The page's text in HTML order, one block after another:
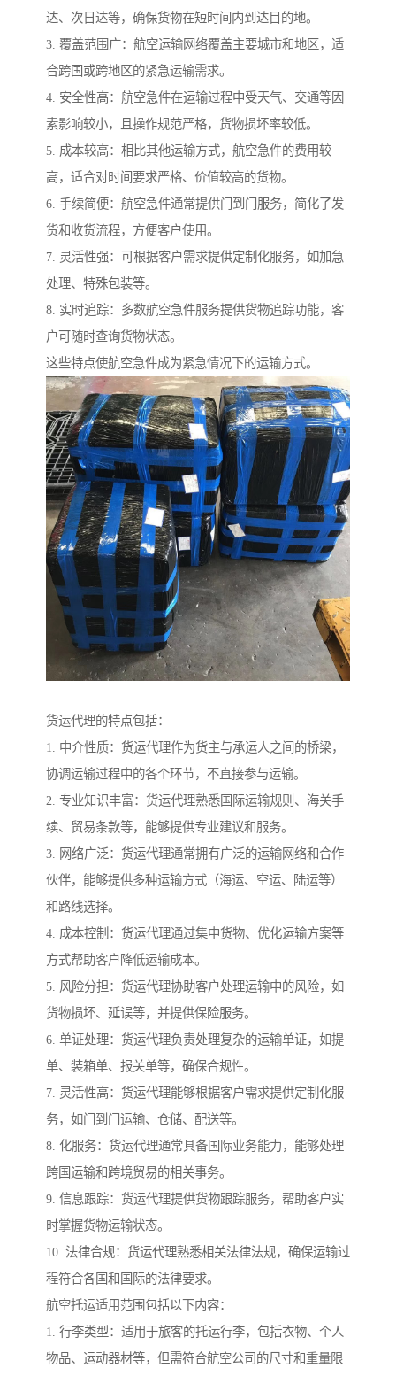
达、次日达等，确保货物在短时间内到达目的地。
3. 覆盖范围广：航空运输网络覆盖主要城市和地区，适
合跨国或跨地区的紧急运输需求。
4. 安全性高：航空急件在运输过程中受天气、交通等因
素影响较小，且操作规范严格，货物损坏率较低。
5. 成本较高：相比其他运输方式，航空急件的费用较
高，适合对时间要求严格、价值较高的货物。
6. 手续简便：航空急件通常提供门到门服务，简化了发
货和收货流程，方便客户使用。
7. 灵活性强：可根据客户需求提供定制化服务，如加急
处理、特殊包装等。
8. 实时追踪：多数航空急件服务提供货物追踪功能，客
户可随时查询货物状态。
这些特点使航空急件成为紧急情况下的运输方式。
货运代理的特点包括：
1. 中介性质：货运代理作为货主与承运人之间的桥梁，
协调运输过程中的各个环节，不直接参与运输。
2. 专业知识丰富：货运代理熟悉国际运输规则、海关手
续、贸易条款等，能够提供专业建议和服务。
3. 网络广泛：货运代理通常拥有广泛的运输网络和合作
伙伴，能够提供多种运输方式（海运、空运、陆运等）
和路线选择。
4. 成本控制：货运代理通过集中货物、优化运输方案等
方式帮助客户降低运输成本。
5. 风险分担：货运代理协助客户处理运输中的风险，如
货物损坏、延误等，并提供保险服务。
6. 单证处理：货运代理负责处理复杂的运输单证，如提
单、装箱单、报关单等，确保合规性。
7. 灵活性高：货运代理能够根据客户需求提供定制化服
务，如门到门运输、仓储、配送等。
8. 化服务：货运代理通常具备国际业务能力，能够处理
跨国运输和跨境贸易的相关事务。
9. 信息跟踪：货运代理提供货物跟踪服务，帮助客户实
时掌握货物运输状态。
10. 法律合规：货运代理熟悉相关法律法规，确保运输过
程符合各国和国际的法律要求。
航空托运适用范围包括以下内容：
1. 行李类型：适用于旅客的托运行李，包括衣物、个人
物品、运动器材等，但需符合航空公司的尺寸和重量限